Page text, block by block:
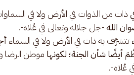
ذات من الذوات في الأرض ولا في
الله-جل جلاله وتعالى في عُلاه-.
به ذات في الأرض ولا في السماء
أيضًا شأن الجنة؛ لكونها موطن الرضا
عُلاه-.